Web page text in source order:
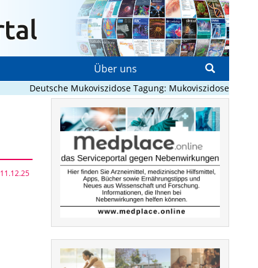
Über uns
Deutsche Mukoviszidose Tagung: Mukoviszidose neu
11.12.25